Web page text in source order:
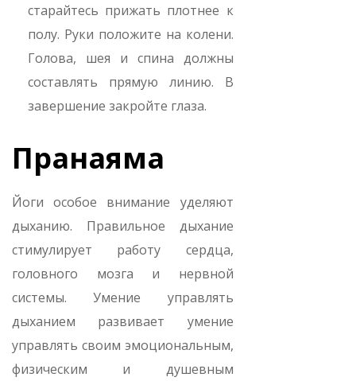
старайтесь прижать плотнее к
полу. Руки положите на колени.
Голова, шея и спина должны
составлять прямую линию. В
завершение закройте глаза.
Пранаяма
Йоги особое внимание уделяют
дыханию. Правильное дыхание
стимулирует работу сердца,
головного мозга и нервной
системы. Умение управлять
дыханием развивает умение
управлять своим эмоциональным,
физическим и душевным